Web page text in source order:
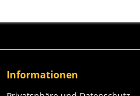
Informationen